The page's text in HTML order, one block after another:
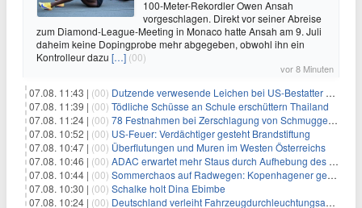
100-Meter-Rekordler Owen Ansah
vorgeschlagen. Direkt vor seiner Abreise
zum Diamond-League-Meeting in Monaco hatte Ansah am 9. Juli
daheim keine Dopingprobe mehr abgegeben, obwohl ihn ein
Kontrolleur dazu […] (00)
vor 8 Minuten
07.08. 11:43 | (00) Dutzende verwesende Leichen bei US-Bestatter gefunden
07.08. 11:39 | (00) Tödliche Schüsse an Schule erschüttern Thailand
07.08. 11:24 | (00) 78 Festnahmen bei Zerschlagung von Schmuggelnetzwerk in Spanien
07.08. 10:52 | (00) US-Feuer: Verdächtiger gesteht Brandstiftung
07.08. 10:47 | (00) Überflutungen und Muren im Westen Österreichs
07.08. 10:46 | (00) ADAC erwartet mehr Staus durch Aufhebung des Lkw-Fahrverbots
07.08. 10:44 | (00) Sommerchaos auf Radwegen: Kopenhagener genervt von Touristen
07.08. 10:30 | (00) Schalke holt Dina Ebimbe
07.08. 10:24 | (00) Deutschland verleiht Fahrzeugdurchleuchtungsanlagen an Israel